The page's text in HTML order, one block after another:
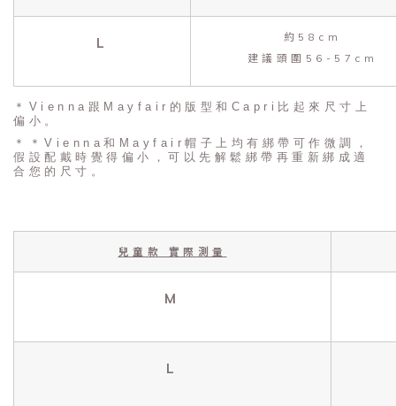
L
約58cm
建議頭圍56-57cm
＊Vienna跟Mayfair的版型和Capri比起來尺寸上
偏小。
＊＊Vienna和Mayfair帽子上均有綁帶可作微調，
假設配戴時覺得偏小，可以先解鬆綁帶再重新綁成適
合您的尺寸。
兒童款 實際測量
M
L